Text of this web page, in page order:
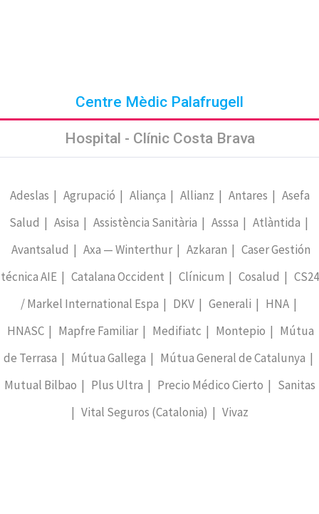
Centre Mèdic Palafrugell
Hospital - Clínic Costa Brava
Adeslas | Agrupació | Aliança | Allianz | Antares | Asefa
Salud | Asisa | Assistència Sanitària | Asssa | Atlàntida |
Avantsalud | Axa — Winterthur | Azkaran | Caser Gestión
técnica AIE | Catalana Occident | Clínicum | Cosalud | CS24
/ Markel International Espa | DKV | Generali | HNA |
HNASC | Mapfre Familiar | Medifiatc | Montepio | Mútua
de Terrasa | Mútua Gallega | Mútua General de Catalunya |
Mutual Bilbao | Plus Ultra | Precio Médico Cierto | Sanitas
| Vital Seguros (Catalonia) | Vivaz